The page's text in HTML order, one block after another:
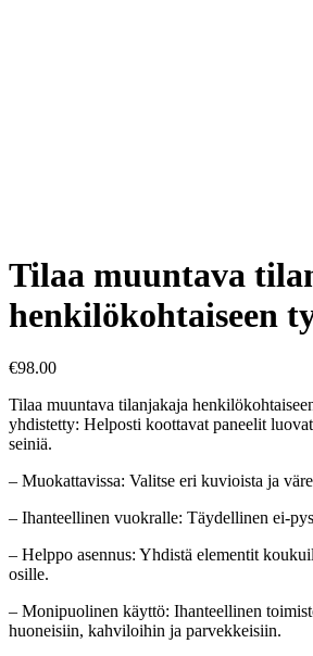
Tilaa muuntava
henkilökohtaiseen
€98.00
Tilaa muuntava tilanjakaja
yhdistetty: Helposti koottavat paneelit
seiniä.
– Muokattavissa: Valitse eri kuvioista ja
– Ihanteellinen vuokralle: Täydellinen ei-
– Helppo asennus: Yhdistä elementit
osille.
– Monipuolinen käyttö: Ihanteellinen
huoneisiin, kahviloihin ja parvekkeisiin.